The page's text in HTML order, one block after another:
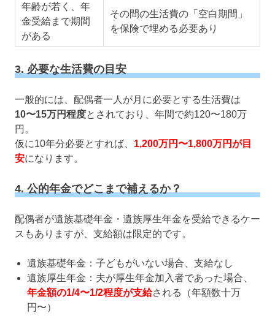
年齢が若く、年
金受給まで期間
がある
その間の生活費の「空白期間」
を保険で埋める必要あり
3. 必要な生活費の目安
一般的には、配偶者一人が月に必要とする生活費は
10〜15万円程度とされており、年間で約120〜180万
円。
仮に10年分必要とすれば、 1,200万円〜1,800万円が目
安になります。
4. 公的年金でどこまで補えるか？
配偶者が遺族基礎年金・遺族厚生年金を受給できるケー
スもありますが、支給額は限定的です。
遺族基礎年金：子どもがいない場合、支給なし
遺族厚生年金：夫が厚生年金加入者であった場合、
年金額の1/4〜1/2程度が支給される（年額数十万
円〜）